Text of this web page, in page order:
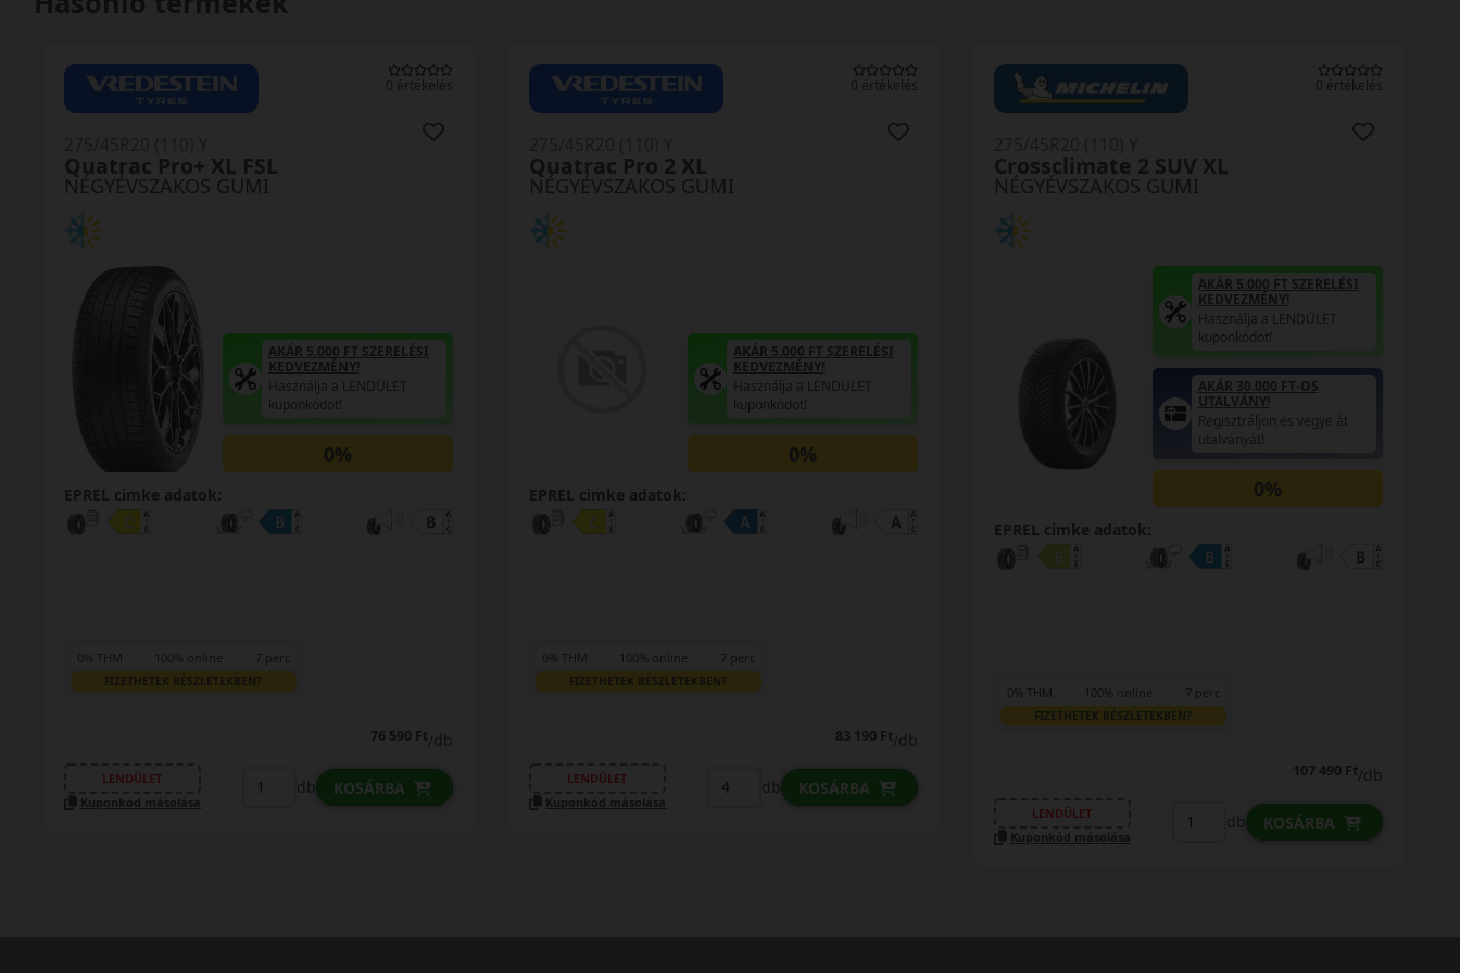
0 értékelés
NÉGYÉVSZAKOS GUMI
Quatrac Pro+ XL FSL
AKÁR 5.000 FT SZERELÉSI
KEDVEZMÉNY!
Használja a LENDÜLET
kuponkódot!
0%
EPREL cimke adatok:
0% THM 100% online 7 perc
FIZETHETEK RÉSZLETEKBEN?
76 590 Ft/db
LENDÜLET
Kuponkód másolása
db KOSÁRBA
0 értékelés
NÉGYÉVSZAKOS GUMI
Quatrac Pro 2 XL
AKÁR 5.000 FT SZERELÉSI
KEDVEZMÉNY!
Használja a LENDÜLET
kuponkódot!
0%
EPREL cimke adatok:
0% THM 100% online 7 perc
FIZETHETEK RÉSZLETEKBEN?
83 190 Ft/db
LENDÜLET
Kuponkód másolása
db KOSÁRBA
0 értékelés
NÉGYÉVSZAKOS GUMI
Crossclimate 2 SUV XL
AKÁR 5.000 FT SZERELÉSI
KEDVEZMÉNY!
Használja a LENDÜLET
kuponkódot!
AKÁR 30.000 FT-OS
UTALVÁNY!
Regisztráljon és vegye át
utalványát!
0%
EPREL cimke adatok:
0% THM 100% online 7 perc
FIZETHETEK RÉSZLETEKBEN?
107 490 Ft/db
LENDÜLET
Kuponkód másolása
db KOSÁRBA